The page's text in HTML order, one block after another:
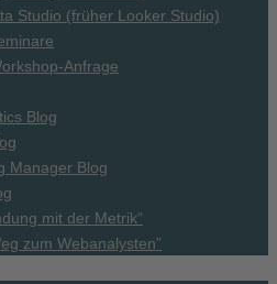
Studio (früher Looker Studio)
Anfrage
Blog
Manager Blog
mit der Metrik“
zum Webanalysten”